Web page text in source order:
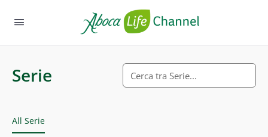
Serie Cerca
All Serie